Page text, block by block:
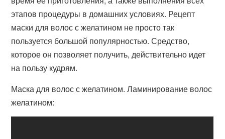
этапов процедуры в домашних условиях. Рецепт
маски для волос с желатином не просто так
пользуется большой популярностью. Средство,
которое он позволяет получить, действительно идет
на пользу кудрям.
Маска для волос с желатином. Ламинирование волос
желатином: